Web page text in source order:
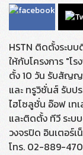
HSTN ติดตั้งระบ
ให้กับโครงการ "โ
ตั้ง 10 วัน รับสัญญ
และ ทรูวิชั่นส์ รับป
ไฮโซลูชั่น อ๊อฟ เท
และติดตั้ง ทีวี ระ
วงจรปิด อินเตอร์
โทร. 02-889-